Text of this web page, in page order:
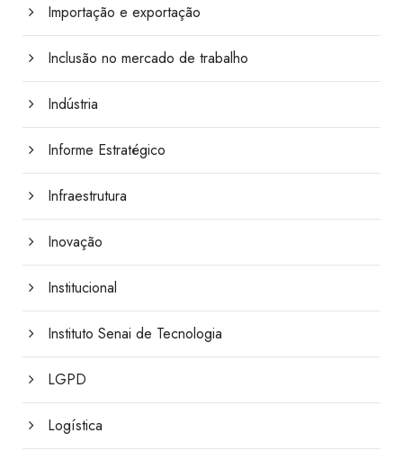
Importação e exportação
Inclusão no mercado de trabalho
Indústria
Informe Estratégico
Infraestrutura
Inovação
Institucional
Instituto Senai de Tecnologia
LGPD
Logística